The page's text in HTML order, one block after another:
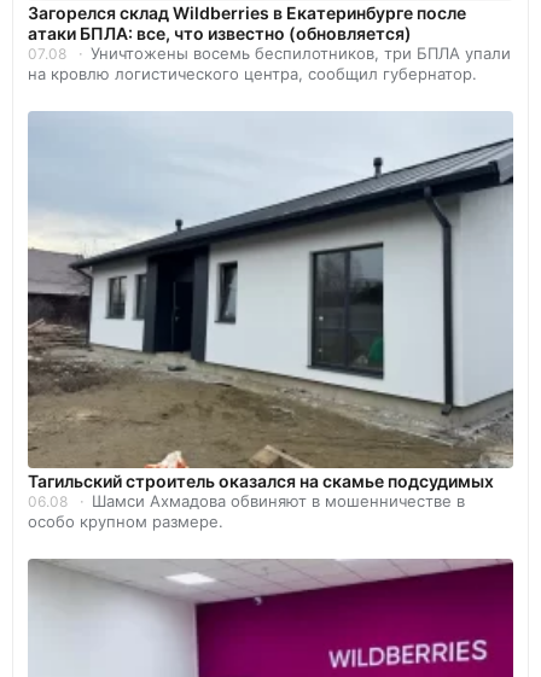
Загорелся склад Wildberries в Екатеринбурге после
атаки БПЛА: все, что известно (обновляется)
07.08
Уничтожены восемь беспилотников, три БПЛА упали
на кровлю логистического центра, сообщил губернатор.
Тагильский строитель оказался на скамье подсудимых
06.08
Шамси Ахмадова обвиняют в мошенничестве в
особо крупном размере.